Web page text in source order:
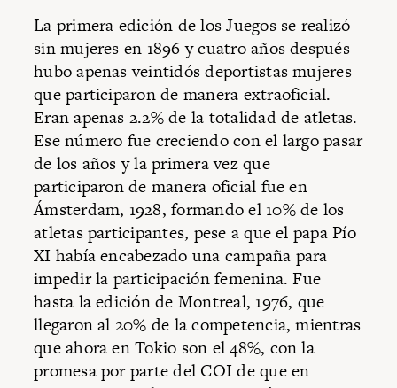
La primera edición de los Juegos se realizó
sin mujeres en 1896 y cuatro años después
hubo apenas veintidós deportistas mujeres
que participaron de manera extraoficial.
Eran apenas 2.2% de la totalidad de atletas.
Ese número fue creciendo con el largo pasar
de los años y la primera vez que
participaron de manera oficial fue en
Ámsterdam, 1928, formando el 10% de los
atletas participantes, pese a que el papa Pío
XI había encabezado una campaña para
impedir la participación femenina. Fue
hasta la edición de Montreal, 1976, que
llegaron al 20% de la competencia, mientras
que ahora en Tokio son el 48%, con la
promesa por parte del COI de que en